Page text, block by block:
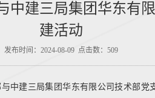
中建三局集团华东有
建活动
发布时间：2024-08-09 点击数： 509
中建三局集团华东有限公司技术部党